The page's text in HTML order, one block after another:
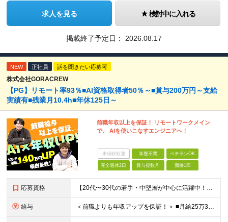
求人を見る 検討中に入れる
掲載終了予定日： 2026.08.17
NEW 正社員 話を聞きたい応募可
株式会社GORACREW
【PG】リモート率93％■AI資格取得者50％～■賞与200万円～支給
実績有■残業月10.4h■年休125日～
前職年収以上を保証！ リモートワークメイン
で、 AIを使いこなすエンジニアへ！
未経験歓迎 学歴不問 ベテランOK
完全週休2日 賞与複数月 面接1回
応募資格 【20代〜30代の若手・中堅層が中心に活躍中！】 ●何らかのエンジニア経験をお持ちの方 ●学歴不問 ★こんな方にピッタリ★ ・前職の就労体制に孤独を感じていた方 ・リモートなどでリラックスして働きた
給与 ＜前職よりも年収アップを保証！＞ ■月給25万3,750万円以上＋賞与年2回＋各種手当 ※経験・スキルを考慮の上、当社規定により優遇します。 ※上記金額には月12時間分の固定残業代（2万1,750